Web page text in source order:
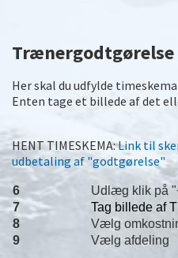
Trænergodtgørelse
Her skal du udfylde
Enten tage et billede af det
HENT TIMESKEMA:Link til
udbetaling af "godtgørelse"
6
Udlæg klik på
7
Tag billede af
8
Vælg
9
Vælg afdeling